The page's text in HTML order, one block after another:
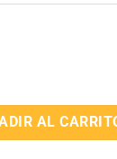
1 plaza
AL